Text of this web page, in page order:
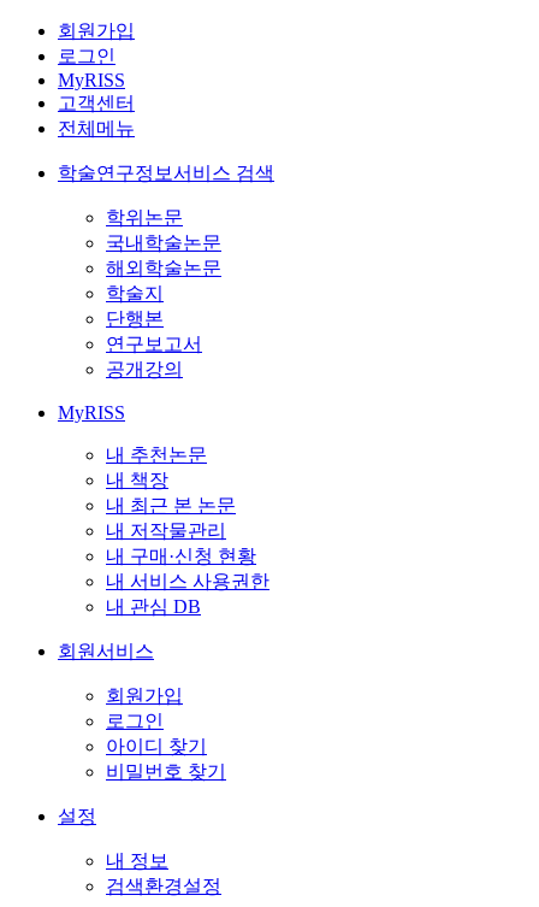
회원가입
로그인
MyRISS
고객센터
전체메뉴
학술연구정보서비스 검색
학위논문
국내학술논문
해외학술논문
학술지
단행본
연구보고서
공개강의
MyRISS
내 추천논문
내 책장
내 최근 본 논문
내 저작물관리
내 구매·신청 현황
내 서비스 사용권한
내 관심 DB
회원서비스
회원가입
로그인
아이디 찾기
비밀번호 찾기
설정
내 정보
검색환경설정